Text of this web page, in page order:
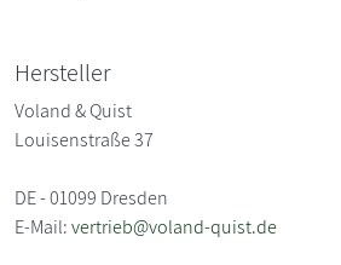
Hersteller
Voland & Quist
Louisenstraße 37
DE - 01099 Dresden
E-Mail:vertrieb@voland-quist.de